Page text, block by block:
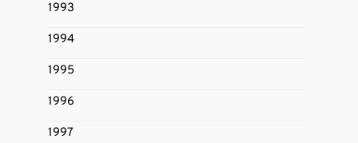
1993
1994
1995
1996
1997